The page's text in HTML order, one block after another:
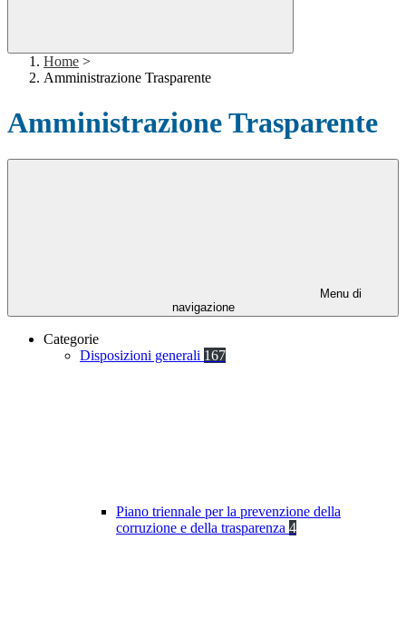
Home >
Amministrazione Trasparente
Amministrazione Trasparente
Menu di
navigazione
Categorie
Disposizioni generali 167
Piano triennale per la prevenzione della
corruzione e della trasparenza 4